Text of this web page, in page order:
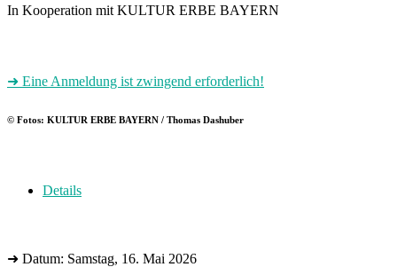
In Kooperation mit KULTUR ERBE BAYERN
➜ Eine Anmeldung ist zwingend erforderlich!
© Fotos: KULTUR ERBE BAYERN / Thomas Dashuber
Details
➜ Datum: Samstag, 16. Mai 2026